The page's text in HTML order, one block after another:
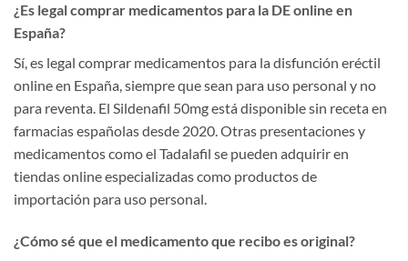
¿Es legal comprar medicamentos para la DE online en
España?
Sí, es legal comprar medicamentos para la disfunción eréctil
online en España, siempre que sean para uso personal y no
para reventa. El Sildenafil 50mg está disponible sin receta en
farmacias españolas desde 2020. Otras presentaciones y
medicamentos como el Tadalafil se pueden adquirir en
tiendas online especializadas como productos de
importación para uso personal.
¿Cómo sé que el medicamento que recibo es original?